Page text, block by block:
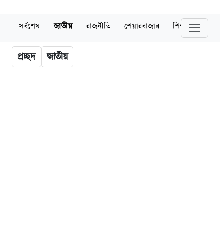
সর্বশেষ জাতীয় রাজনীতি শেয়ারবাজার শিক্ষা
প্রচ্ছদ জাতীয়